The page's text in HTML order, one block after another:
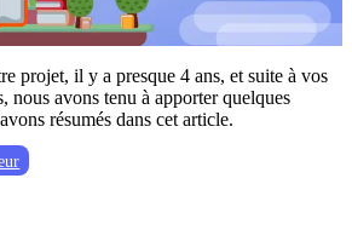
projet, il y a presque 4 ans, et suite à vos
nous avons tenu à apporter quelques
résumés dans cet article.